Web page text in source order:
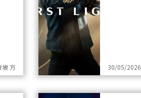
坡 方 30/05/2026